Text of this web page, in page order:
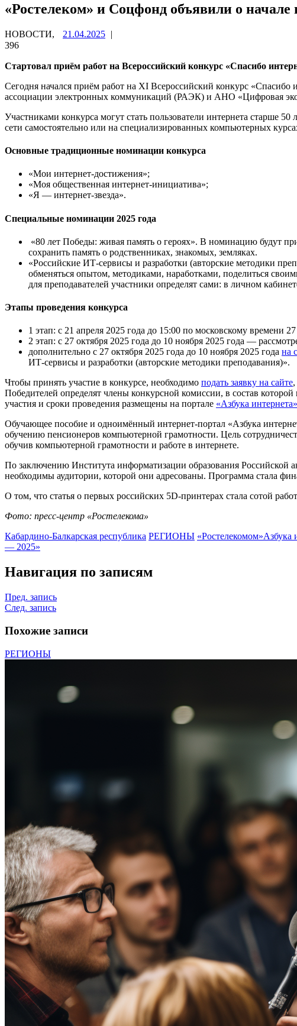
«Ростелеком» и Соцфонд объявили о
НОВОСТИ, 21.04.2025 |
396
Стартовал приём работ на Всероссийский конкурс «Спасибо
Сегодня начался приём работ на ХI Всероссийский конкурс
ассоциации электронных коммуникаций (РАЭК) и АНО «Цифровая
Участниками конкурса могут стать пользователи интернета старше
сети самостоятельно или на специализированных компьютерных
Основные традиционные номинации конкурса
«Мои интернет-достижения»;
«Моя общественная интернет-инициатива»;
«Я — интернет-звезда».
Специальные номинации 2025 года
«80 лет Победы: живая память о героях». В номинацию будут
сохранить память о родственниках, знакомых, земляках.
«Российские ИТ-сервисы и разработки (авторские методики
обменяться опытом, методиками, наработками, поделиться
для преподавателей участники определят сами: в личном
Этапы проведения конкурса
1 этап: с 21 апреля 2025 года до 15:00 по московскому времени
2 этап: с 27 октября 2025 года до 10 ноября 2025 года —
дополнительно с 27 октября 2025 года до 10 ноября 2025 года на
ИТ-сервисы и разработки (авторские методики преподавания)».
Чтобы принять участие в конкурсе, необходимо подать заявку на сайте
Победителей определят члены конкурсной комиссии, в состав
участия и сроки проведения размещены на портале «Азбука интернета»
Обучающее пособие и одноимённый интернет-портал «Азбука
обучению пенсионеров компьютерной грамотности. Цель
обучив компьютерной грамотности и работе в интернете.
По заключению Института информатизации образования Российской
необходимы аудитории, которой они адресованы. Программа стала
О том, что статья о первых российских 5D-принтерах стала сотой
Фото: пресс-центр «Ростелекома»
Кабардино-Балкарская республика РЕГИОНЫ «Ростелекомом»Азбука
— 2025»
Навигация по записям
Пред. запись
След. запись
Похожие записи
РЕГИОНЫ